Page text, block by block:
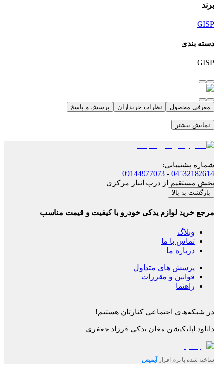
برند
GISP
دسته بندی
GISP
معرفی محصول نظرات خریداران پرسش و پاسخ
نمایش بیشتر
شماره پشتیبانی:
04532182614
-
09144977073
پخش مستقیم از درب انبار مرکزی
بازگشت به بالا
مرجع خرید لوازم یدکی خودرو با کیفیت و قیمت مناسب
وبلاگ
تماس با ما
درباره ما
پرسش های متداول
قوانین و مقررات
راهنما
در شبکه‌های اجتماعی کنارتان هستیم!
دانلود اپلیکیشن مغان یدکی فرزاد جعفری
ساخته شده با نرم افزار آیمیس